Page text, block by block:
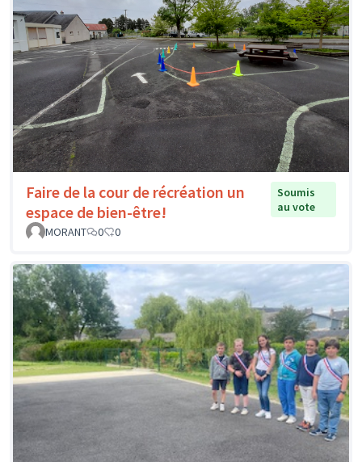
Faire de la cour de récréation un
espace de bien-être!
Soumis
au vote
MORANT
0 0